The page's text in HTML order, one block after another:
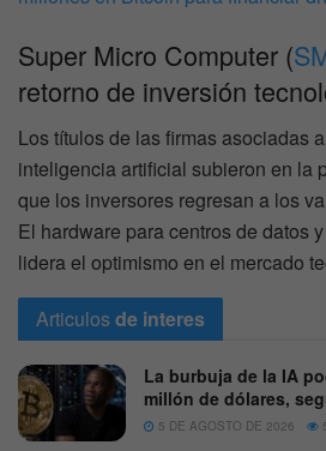
Super Micro Computer (
retorno de inversión
Los títulos de las firmas asociadas
inteligencia artificial subieron en la
que los inversores regresan a los
El hardware para centros de datos
lidera el optimismo en el mercado
Articulosde interes
La burbuja de la IA
millón de dólares,
5 DE AGOSTO DE 2026